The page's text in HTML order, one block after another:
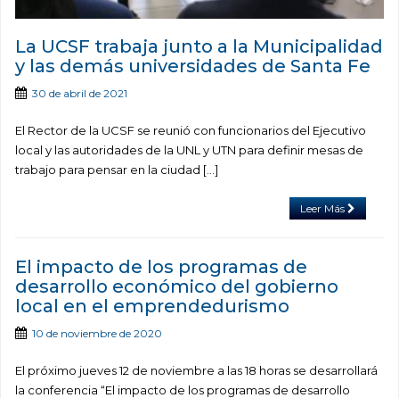
La UCSF trabaja junto a la Municipalidad
y las demás universidades de Santa Fe
30 de abril de 2021
El Rector de la UCSF se reunió con funcionarios del Ejecutivo
local y las autoridades de la UNL y UTN para definir mesas de
trabajo para pensar en la ciudad […]
Leer Más
El impacto de los programas de
desarrollo económico del gobierno
local en el emprendedurismo
10 de noviembre de 2020
El próximo jueves 12 de noviembre a las 18 horas se desarrollará
la conferencia “El impacto de los programas de desarrollo